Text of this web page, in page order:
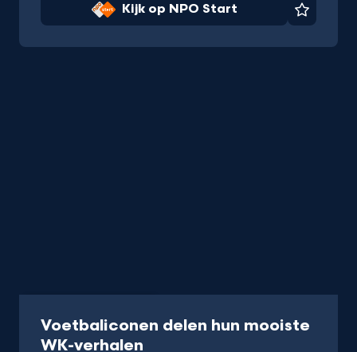
Kijk op NPO Start
Voetbaliconen delen hun mooiste
WK-verhalen